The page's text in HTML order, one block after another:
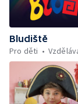
Bludiště
Pro děti